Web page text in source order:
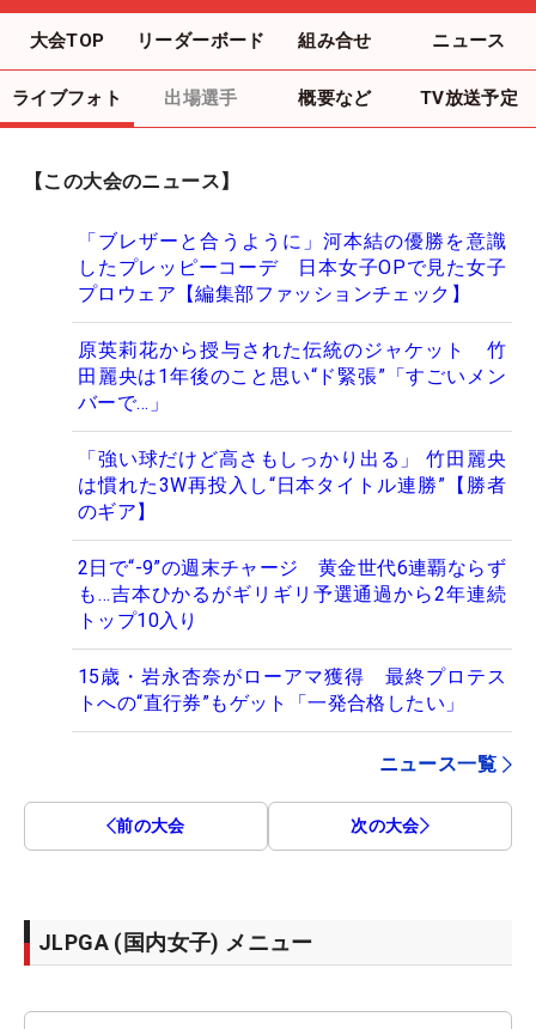
大会TOP リーダーボード 組み合せ ニュース
ライブフォト 出場選手 概要など TV放送予定
【この大会のニュース】
「ブレザーと合うように」河本結の優勝を意識
したプレッピーコーデ 日本女子OPで見た女子
プロウェア【編集部ファッションチェック】
原英莉花から授与された伝統のジャケット 竹
田麗央は1年後のこと思い“ド緊張”「すごいメン
バーで…」
「強い球だけど高さもしっかり出る」 竹田麗央
は慣れた3W再投入し“日本タイトル連勝”【勝者
のギア】
2日で“-9”の週末チャージ 黄金世代6連覇ならず
も…吉本ひかるがギリギリ予選通過から2年連続
トップ10入り
15歳・岩永杏奈がローアマ獲得 最終プロテス
トへの“直行券”もゲット「一発合格したい」
ニュース一覧
前の大会 次の大会
JLPGA (国内女子) メニュー